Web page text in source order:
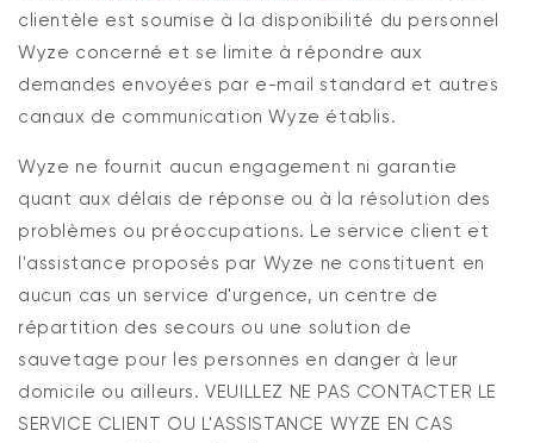
clientèle est soumise à la disponibilité du personnel
Wyze concerné et se limite à répondre aux
demandes envoyées par e-mail standard et autres
canaux de communication Wyze établis.
Wyze ne fournit aucun engagement ni garantie
quant aux délais de réponse ou à la résolution des
problèmes ou préoccupations. Le service client et
l'assistance proposés par Wyze ne constituent en
aucun cas un service d'urgence, un centre de
répartition des secours ou une solution de
sauvetage pour les personnes en danger à leur
domicile ou ailleurs. VEUILLEZ NE PAS CONTACTER LE
SERVICE CLIENT OU L'ASSISTANCE WYZE EN CAS